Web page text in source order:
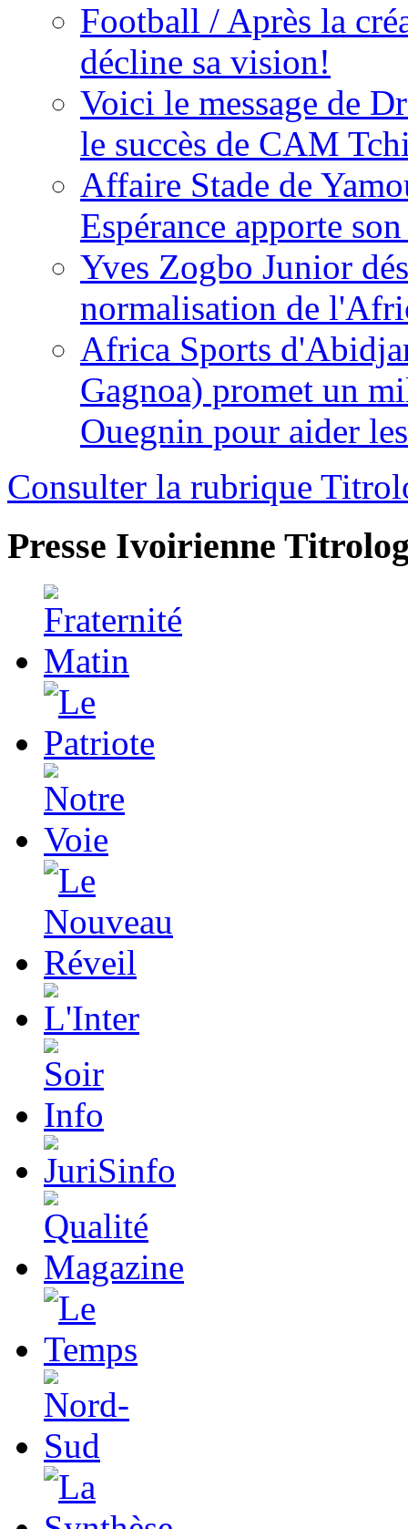
Football / Après la
décline sa vision!
Voici le message de
le succès de CAM
Affaire Stade de
Espérance apporte
Yves Zogbo Junior
normalisation de
Africa Sports
Gagnoa) promet un
Ouegnin pour aider
Consulter la rubrique
Presse Ivoirienne